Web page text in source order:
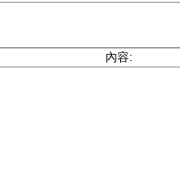
內容: